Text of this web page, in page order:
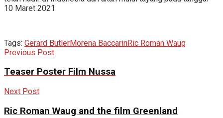
10 Maret 2021
Tags: Gerard ButlerMorena BaccarinRic Roman Waug
Previous Post
Teaser Poster Film Nussa
Next Post
Ric Roman Waug and the film Greenland